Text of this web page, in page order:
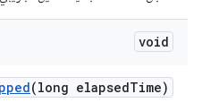
void
(long elapsedTime)